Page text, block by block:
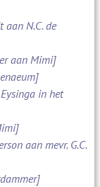
aan N.C. de
aan Mimi]
in het
aan mevr. G.C.